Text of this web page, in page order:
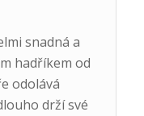
snadná a
hadříkem od
odolává
drží své